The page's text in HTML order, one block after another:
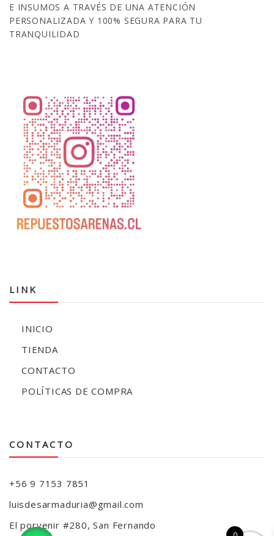
E INSUMOS A TRAVÉS DE UNA ATENCIÓN
PERSONALIZADA Y 100% SEGURA PARA TU
TRANQUILIDAD
LINK
INICIO
TIENDA
CONTACTO
POLÍTICAS DE COMPRA
CONTACTO
+56 9 7153 7851
luisdesarmaduria@gmail.com
El porvenir #280, San Fernando